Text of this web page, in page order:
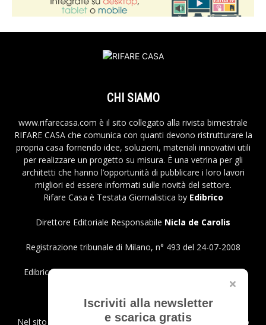
Iscriviti alla newsletter
e scarica gratis
CHI SIAMO
www.rifarecasa.com è il sito collegato alla rivista bimestrale
RIFARE CASA che comunica con quanti devono ristrutturare la
propria casa fornendo idee, soluzioni, materiali innovativi utili
per realizzare un progetto su misura. È una vetrina per gli
architetti che hanno l’opportunità di pubblicare i loro lavori
migliori ed essere informati sulle novità del settore.
Rifare Casa è Testata Giornalistica by Edibrico
Direttore Editoriale Responsabile Nicla de Carolis
Registrazione tribunale di Milano, n° 493 del 24-07-2008
Edibrico srl - Viale Emilio Caldara, 44 - 20122 Milano P.iva
Privacy Policy
Nel sito sono presenti prodotti Amazon; in qualità di Affiliato